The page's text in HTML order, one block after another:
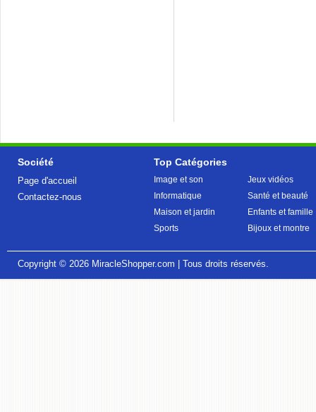
Société
Page d'accueil
Contactez-nous
Top Catégories
Image et son
Informatique
Maison et jardin
Sports
Jeux vidéos
Santé et beauté
Enfants et famille
Bijoux et montre
Copyright © 2026 MiracleShopper.com | Tous droits réservés.